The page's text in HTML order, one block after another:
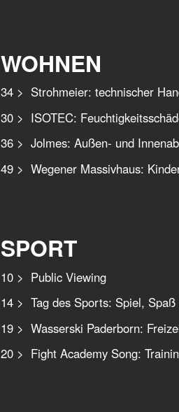
WOHNEN
34 > Strohmeier: technischer
30 > ISOTEC:
36 > Jolmes: Außen- und
49 > Wegener Massivhaus:
SPORT
10 > Public Viewing
14 > Tag des Sports: Spiel, Spaß
19 > Wasserski Paderborn:
20 > Fight Academy Song: